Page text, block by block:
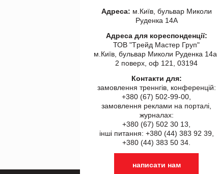
Адреса: м.Київ, бульвар Миколи
Руденка 14А
Адреса для кореспонденції:
ТОВ "Tрейд Мастер Груп"
м.Київ, бульвар Миколи Руденка 14а,
2 поверх, оф 121, 03194
Контакти для:
замовлення треннгів, конференцій:
+380 (67) 502-99-00,
замовлення реклами на порталі,
журналах:
+380 (67) 502 30 13,
інші питання: +380 (44) 383 92 39,
+380 (44) 383 50 34.
написати нам